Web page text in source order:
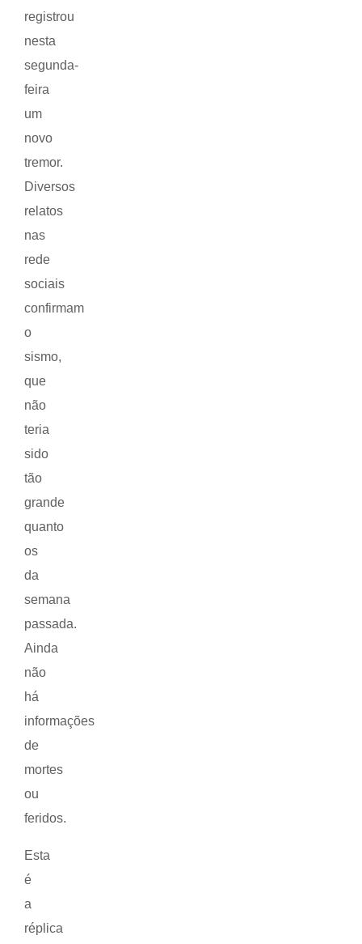
registrou
nesta
segunda-
feira
um
novo
tremor.
Diversos
relatos
nas
rede
sociais
confirmam
o
sismo,
que
não
teria
sido
tão
grande
quanto
os
da
semana
passada.
Ainda
não
há
informações
de
mortes
ou
feridos.
Esta
é
a
réplica